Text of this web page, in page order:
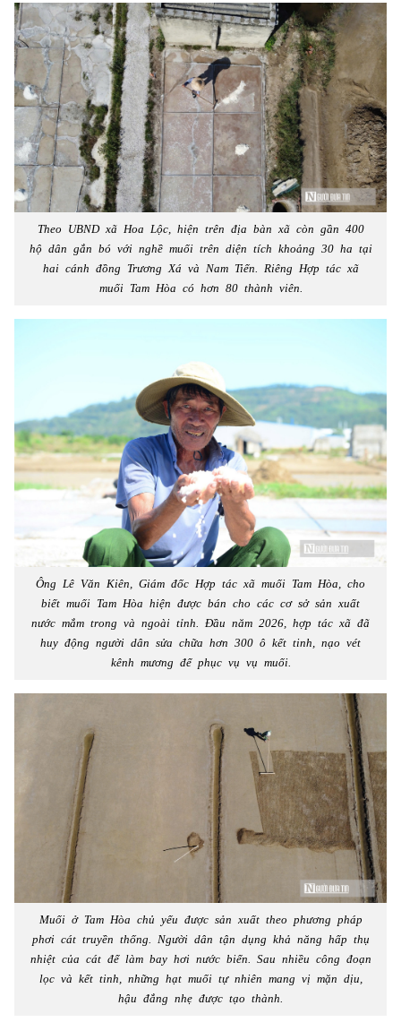
Theo UBND xã Hoa Lộc, hiện trên địa bàn xã còn gần 400
hộ dân gắn bó với nghề muối trên diện tích khoảng 30 ha tại
hai cánh đồng Trương Xá và Nam Tiến. Riêng Hợp tác xã
muối Tam Hòa có hơn 80 thành viên.
Ông Lê Văn Kiên, Giám đốc Hợp tác xã muối Tam Hòa, cho
biết muối Tam Hòa hiện được bán cho các cơ sở sản xuất
nước mắm trong và ngoài tỉnh. Đầu năm 2026, hợp tác xã đã
huy động người dân sửa chữa hơn 300 ô kết tinh, nạo vét
kênh mương để phục vụ vụ muối.
Muối ở Tam Hòa chủ yếu được sản xuất theo phương pháp
phơi cát truyền thống. Người dân tận dụng khả năng hấp thụ
nhiệt của cát để làm bay hơi nước biển. Sau nhiều công đoạn
lọc và kết tinh, những hạt muối tự nhiên mang vị mặn dịu,
hậu đắng nhẹ được tạo thành.